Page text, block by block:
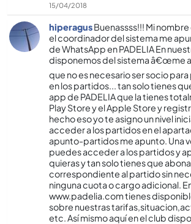
15/04/2018
hiperagusBuenassss!!! Mi
el coordinador del sistema me
de WhatsApp en PADELIA En
disponemos del sistema â€œme
que no es necesario ser socio
en los partidos... tan solo tienes
app de PADELIA que la tienes
Play Store y el Apple Store y
hecho eso yo te asigno un nivel
acceder a los partidos en el
apunto-partidos me apunto. Una
puedes acceder a los partidos y
quieras y tan solo tienes que
correspondiente al partido sin
ninguna cuota o cargo adicional.
www.padelia.com tienes
sobre nuestras
etc. Así­ mismo aquí­ en el club